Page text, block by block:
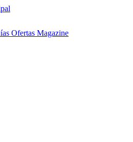
Ofertas Magazine